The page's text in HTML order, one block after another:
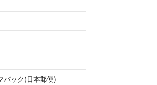
いる場合もございます。タ
、お断りさせていただく場
ご容赦ください
お読みになり、ご理解いた
ろしくお願いいたします
凍 #SPYFAMILY #SPY×FA
パック(日本郵便)